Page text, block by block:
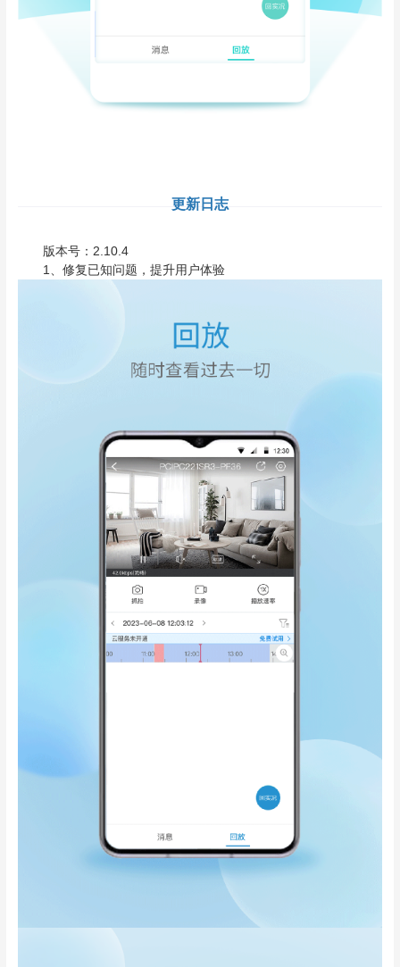
更新日志
版本号：2.10.4
1、修复已知问题，提升用户体验